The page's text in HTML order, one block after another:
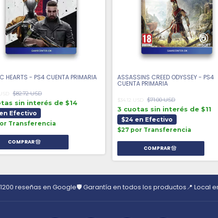
HEARTS - PS4 CUENTA PRIMARIA
$82.72 USD
sin interés de $14
Efectivo
Transferencia
ASSASSINS CREED ODYSSEY - PS4
CUENTA PRIMARIA
$34.12 USD $71.00 USD
3 cuotas sin interés de $11
$24 en Efectivo
$27 por Transferencia
1200 reseñas en Google🛡️ Garantía en todos los productos📍 Local